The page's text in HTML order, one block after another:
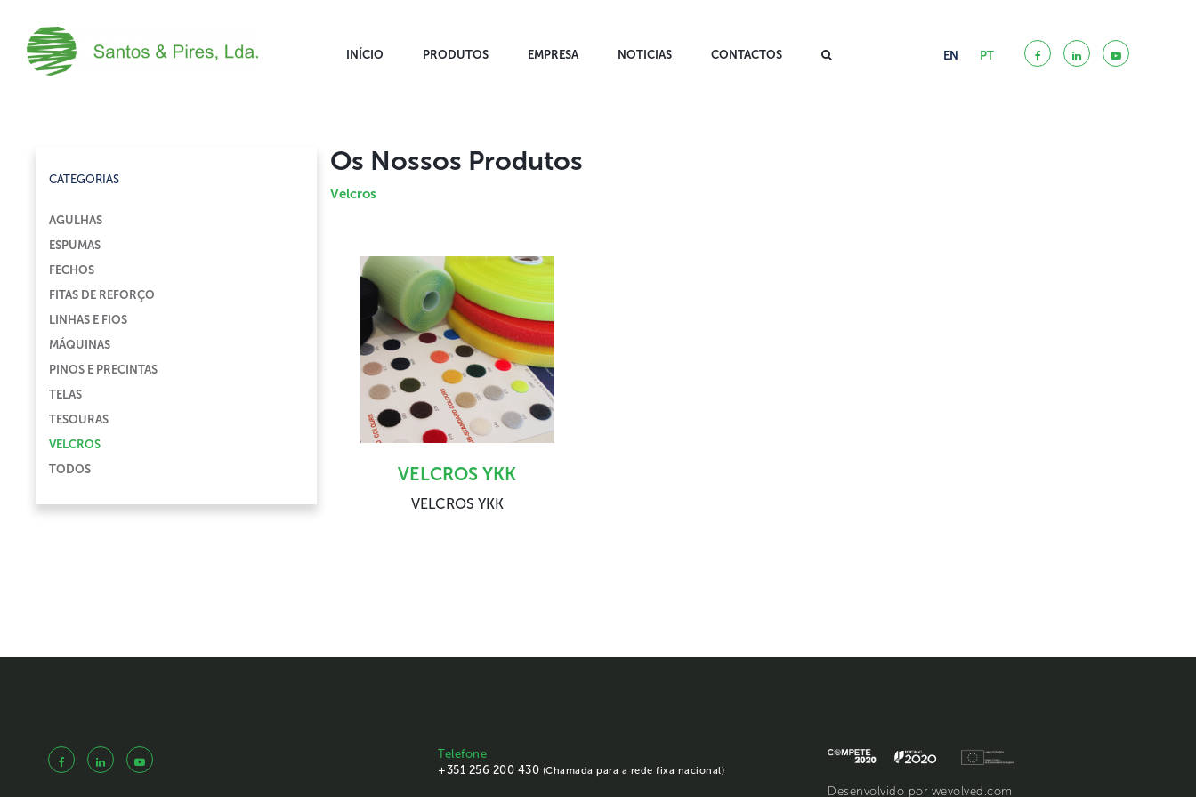
INÍCIO PRODUTOS EMPRESA NOTICIAS CONTACTOS EN PT
CATEGORIAS
AGULHAS
ESPUMAS
FECHOS
FITAS DE REFORÇO
LINHAS E FIOS
MÁQUINAS
PINOS E PRECINTAS
TELAS
TESOURAS
VELCROS
TODOS
Os Nossos Produtos
Velcros
VELCROS YKK
VELCROS YKK
Telefone
+351 256 200 430 (Chamada para a rede fixa nacional)
Desenvolvido por wevolved.com